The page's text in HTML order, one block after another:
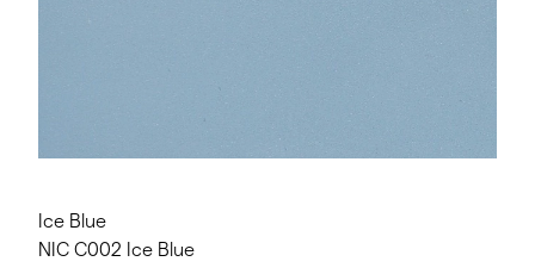
Ice Blue
NIC C002 Ice Blue